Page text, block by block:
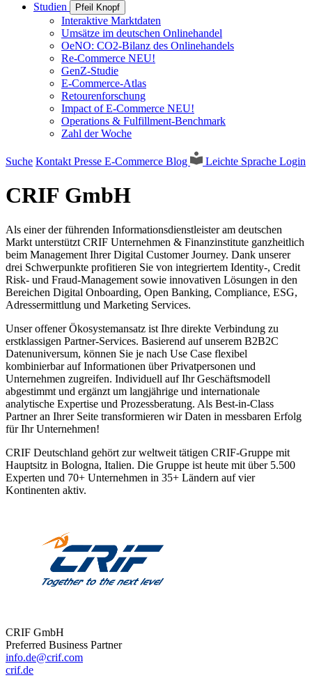
Studien
Pfeil Knopf
Interaktive Marktdaten
Umsätze im deutschen Onlinehandel
OeNO: CO2-Bilanz des Onlinehandels
Re-Commerce NEU!
GenZ-Studie
E-Commerce-Atlas
Retourenforschung
Impact of E-Commerce NEU!
Operations & Fulfillment-Benchmark
Zahl der Woche
Suche Kontakt Presse E-Commerce Blog Leichte Sprache Login
CRIF GmbH
Als einer der führenden Informationsdienstleister am deutschen
Markt unterstützt CRIF Unternehmen & Finanzinstitute ganzheitlich
beim Management Ihrer Digital Customer Journey. Dank unserer
drei Schwerpunkte profitieren Sie von integriertem Identity-, Credit
Risk- und Fraud-Management sowie innovativen Lösungen in den
Bereichen Digital Onboarding, Open Banking, Compliance, ESG,
Adressermittlung und Marketing Services.
Unser offener Ökosystemansatz ist Ihre direkte Verbindung zu
erstklassigen Partner-Services. Basierend auf unserem B2B2C
Datenuniversum, können Sie je nach Use Case flexibel
kombinierbar auf Informationen über Privatpersonen und
Unternehmen zugreifen. Individuell auf Ihr Geschäftsmodell
abgestimmt und ergänzt um langjährige und internationale
analytische Expertise und Prozessberatung. Als Best-in-Class
Partner an Ihrer Seite transformieren wir Daten in messbaren Erfolg
für Ihr Unternehmen!
CRIF Deutschland gehört zur weltweit tätigen CRIF-Gruppe mit
Hauptsitz in Bologna, Italien. Die Gruppe ist heute mit über 5.500
Experten und 70+ Unternehmen in 35+ Ländern auf vier
Kontinenten aktiv.
CRIF GmbH
Preferred Business Partner
info.de@crif.com
crif.de